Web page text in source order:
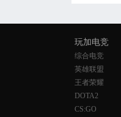
玩加电竞
综合电竞
英雄联盟
王者荣耀
DOTA2
CS:GO